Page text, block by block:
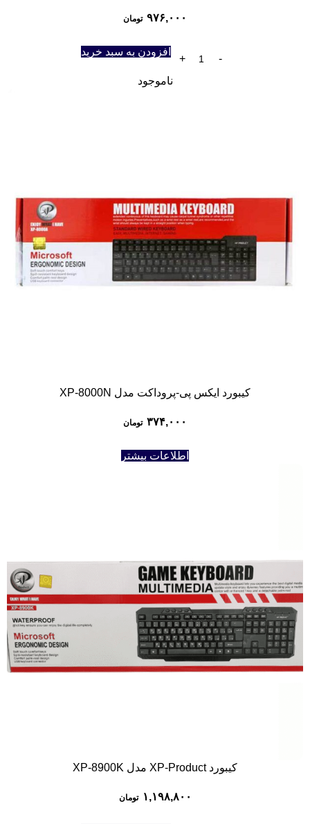
۹۷۶,۰۰۰ تومان
افزودن به سبد خرید
ناموجود
کیبورد ایکس پی-پروداکت مدل XP-8000N
۳۷۴,۰۰۰ تومان
اطلاعات بیشتر
کیبورد XP-Product مدل XP-8900K
۱,۱۹۸,۸۰۰ تومان